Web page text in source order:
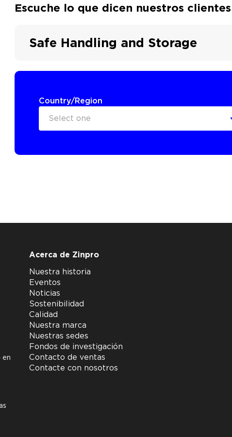
Escuche lo que dicen nuestros clientes
Safe Handling and Storage
Country/Region
Select one
Acerca de Zinpro
Nuestra historia
Eventos
Noticias
Sostenibilidad
Calidad
Nuestra marca
Nuestras sedes
Fondos de investigación
Contacto de ventas
Contacte con nosotros